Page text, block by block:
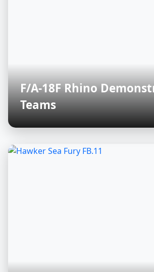
F/A-18F Rhino
Teams